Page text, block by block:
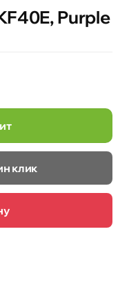
Purple
клик